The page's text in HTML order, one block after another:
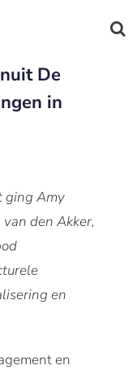
De
in
ging Amy
den Akker,
en
en